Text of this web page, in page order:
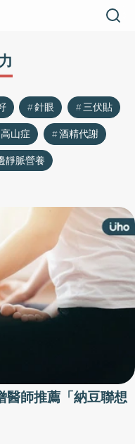
針眼
三伏貼
高山症
酒精代謝
靜脈營養
醫師推薦「納豆聯想